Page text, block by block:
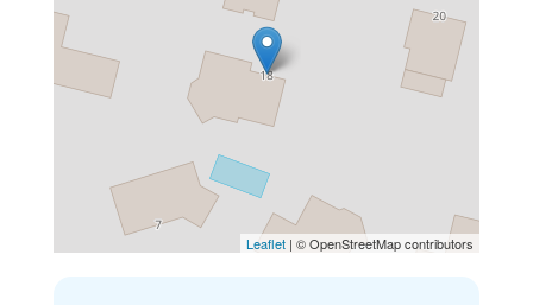
Leaflet | © OpenStreetMap contributors